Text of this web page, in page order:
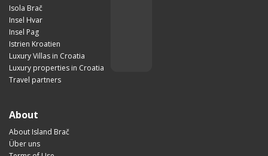
Isola Brač
Insel Hvar
Insel Pag
Istrien Kroatien
Luxury Villas in Croatia
Luxury properties in Croatia
Travel partners
About
About Island Brač
Über uns